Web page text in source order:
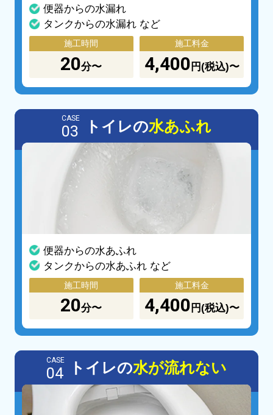
便器からの水漏れ
タンクからの水漏れ など
施工時間
20分〜
施工料金
4,400 円(税込)〜
CASE
03 トイレの水あふれ
便器からの水あふれ
タンクからの水あふれ など
施工時間
20分〜
施工料金
4,400 円(税込)〜
CASE
04 トイレの水が流れない